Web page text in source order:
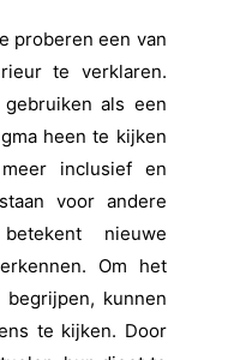
proberen een van
te verklaren.
als een
heen te kijken
inclusief en
voor andere
nieuwe
Om het
kunnen
te kijken. Door